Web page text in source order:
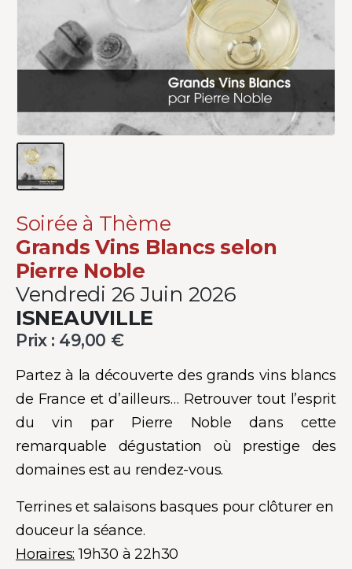
Soirée à Thème
Grands Vins Blancs selon
Pierre Noble
Vendredi 26 Juin 2026
ISNEAUVILLE
Prix : 49,00 €
Partez à la découverte des grands vins blancs
de France et d’ailleurs… Retrouver tout l’esprit
du vin par Pierre Noble dans cette
remarquable dégustation où prestige des
domaines est au rendez-vous.
Terrines et salaisons basques pour clôturer en
douceur la séance.
Horaires: 19h30 à 22h30